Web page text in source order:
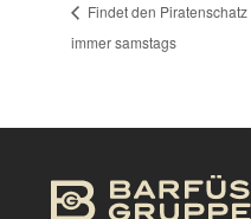
Findet den Piratenschatz
immer samstags